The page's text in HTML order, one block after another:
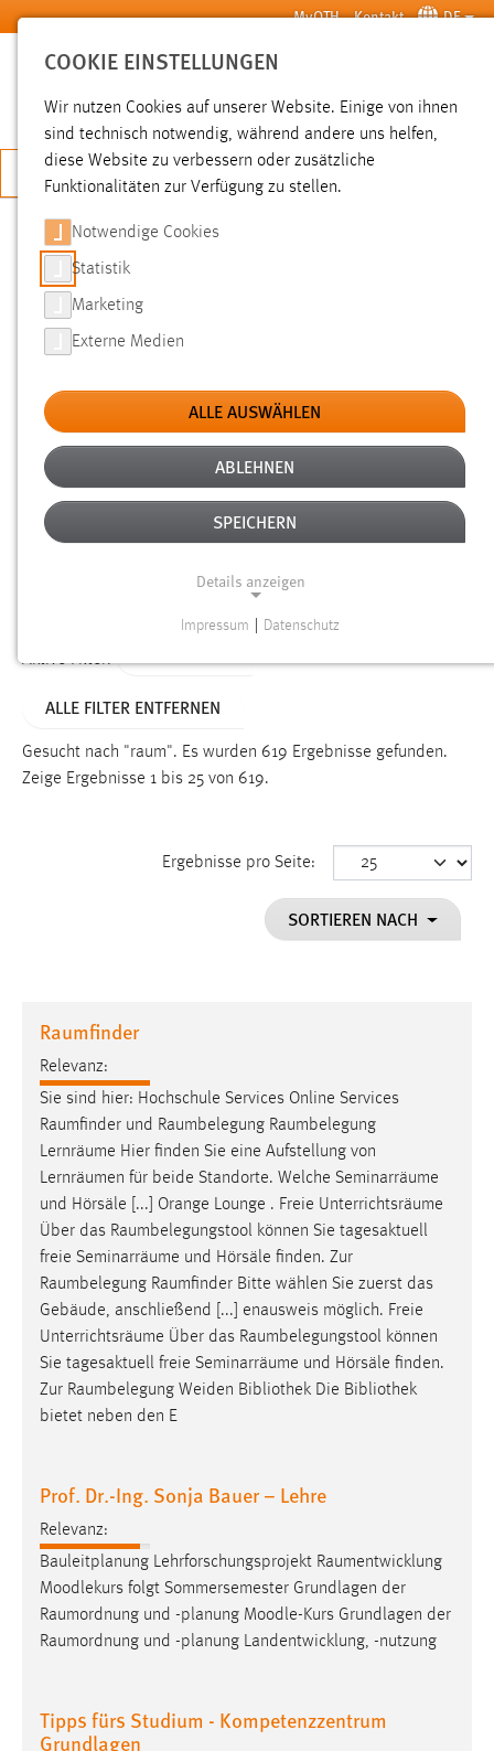
Zum Hauptinhalt springen MyOTH Kontakt DE
SUCHE
JETZT BEWERBEN
SUCHE
FILTER
Typ
Erstellungsdatum
Alter
Aktive Filter:
ALLE FILTER ENTFERNEN
Gesucht nach "raum". Es wurden 619 Ergebnisse gefunden.
Zeige Ergebnisse 1 bis 25 von 619.
Ergebnisse pro Seite:
SORTIEREN NACH
Raumfinder
Relevanz:
Sie sind hier: Hochschule Services Online Services
Raumfinder und Raumbelegung Raumbelegung
Lernräume Hier finden Sie eine Aufstellung von
Lernräumen für beide Standorte. Welche Seminarräume
und Hörsäle [...] Orange Lounge . Freie Unterrichtsräume
Über das Raumbelegungstool können Sie tagesaktuell
freie Seminarräume und Hörsäle finden. Zur
Raumbelegung Raumfinder Bitte wählen Sie zuerst das
Gebäude, anschließend [...] enausweis möglich. Freie
Unterrichtsräume Über das Raumbelegungstool können
Sie tagesaktuell freie Seminarräume und Hörsäle finden.
Zur Raumbelegung Weiden Bibliothek Die Bibliothek
bietet neben den E
Prof. Dr.-Ing. Sonja Bauer – Lehre
Relevanz:
Bauleitplanung Lehrforschungsprojekt Raumentwicklung
Moodlekurs folgt Sommersemester Grundlagen der
Raumordnung und -planung Moodle-Kurs Grundlagen der
Raumordnung und -planung Landentwicklung, -nutzung
Tipps fürs Studium - Kompetenzzentrum
Grundlagen
COOKIE EINSTELLUNGEN
Wir nutzen Cookies auf unserer Website. Einige von ihnen
sind technisch notwendig, während andere uns helfen,
diese Website zu verbessern oder zusätzliche
Funktionalitäten zur Verfügung zu stellen.
Notwendige Cookies
Statistik
Marketing
Externe Medien
ALLE AUSWÄHLEN
ABLEHNEN
SPEICHERN
Details anzeigen
Funktionen und sind für die einwandfreie Funktion der
Einverständnis
cookie_consent
Dieser Cookie speichert die ausgewählten Einverständnis-
Performance
Name:
Zweck:
Für performante Seitenauslieferung wird in diesem Cookie
gespeichert, ob man eingeloggt ist.
Sprachpräferenz
Name:
site-language-preference
Zweck:
Das Cookie speichert die gewählte Sprache der Website.
30 Tage
Chat
Name:
MibewSessionID, MIBEW_UserID, mibew_locale, mibew-
chat-frame-style-5e9dbeb1811c0446
Wird benötigt um die Chatfunktion nutzen zu können.
Impressum Datenschutz